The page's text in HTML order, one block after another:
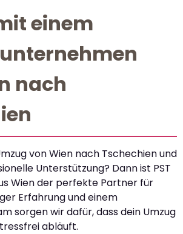
einem
nach
von Wien nach Tschechien und
Unterstützung? Dann ist PST
Wien der perfekte Partner für
Erfahrung und einem
sorgen wir dafür, dass dein Umzug
abläuft.